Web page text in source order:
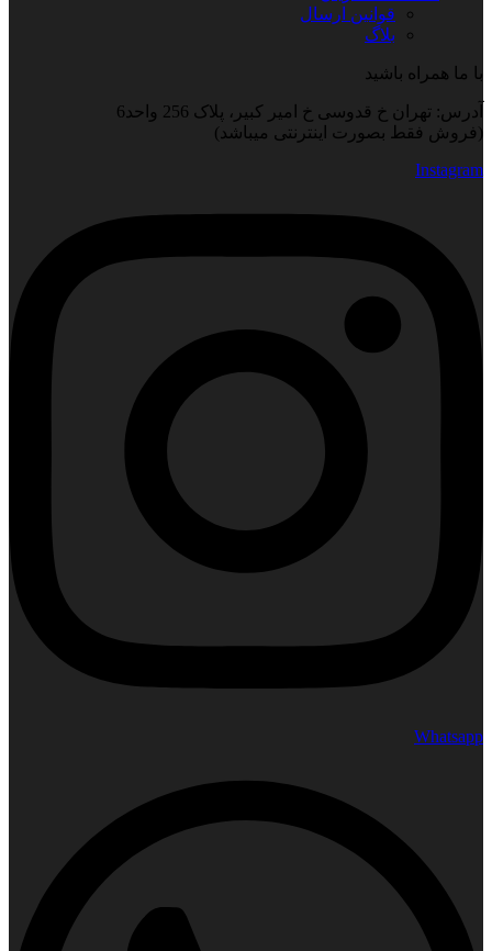
قوانین ارسال
بلاگ
با ما همراه باشید
آدرس: تهران خ قدوسی خ امیر کبیر، پلاک 256 واحد6
(فروش فقط بصورت اینترنتی میباشد)
Instagram
Whatsapp